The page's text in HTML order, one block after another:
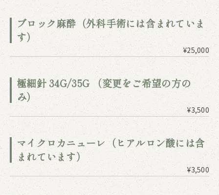
ブロック麻酔（外科手術には含まれていま
す）
¥25,000
極細針 34G/35G （変更をご希望の方の
み）
¥3,500
マイクロカニューレ（ヒアルロン酸には含
まれています）
¥3,500